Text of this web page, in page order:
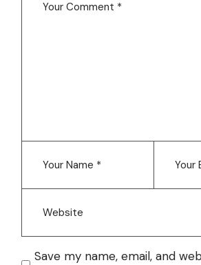
Save my name, email, and